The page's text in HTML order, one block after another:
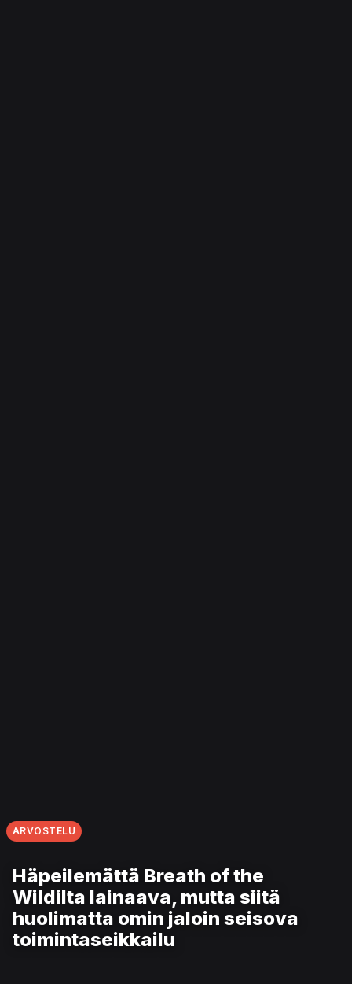
ARVOSTELU
Häpeilemättä Breath of the
Wildilta lainaava, mutta siitä
huolimatta omin jaloin seisova
toimintaseikkailu